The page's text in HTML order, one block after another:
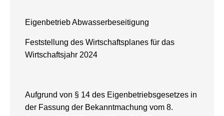
Eigenbetrieb Abwasserbeseitigung
Feststellung des Wirtschaftsplanes für das
Wirtschaftsjahr 2024
Aufgrund von § 14 des Eigenbetriebsgesetzes in
der Fassung der Bekanntmachung vom 8.